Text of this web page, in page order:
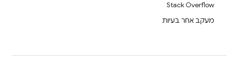
Stack Overflow
מעקב אחר בעיות